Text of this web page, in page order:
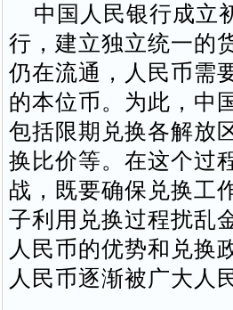
中国人民银行成立
行，建立独立统一的
仍在流通，人民币需
的本位币。为此，中
包括限期兑换各解放
换比价等。在这个过
战，既要确保兑换工
子利用兑换过程扰乱
人民币的优势和兑换
人民币逐渐被广大人